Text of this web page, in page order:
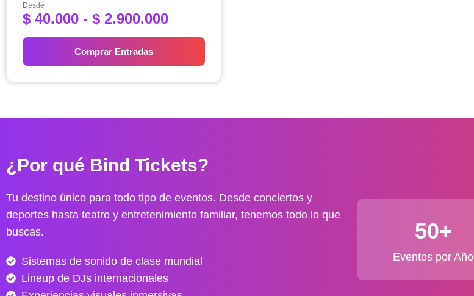
Desde
$ 40.000 - $ 2.900.000R
g
p
c
o
s
:
s
d
Comprar Entradas
¿Por qué Bind Tickets?
Tu destino único para todo tipo de eventos. Desde conciertos y
deportes hasta teatro y entretenimiento familiar, tenemos todo lo que
buscas.
Sistemas de sonido de clase mundial
Lineup de DJs internacionales
50+
Eventos por Año